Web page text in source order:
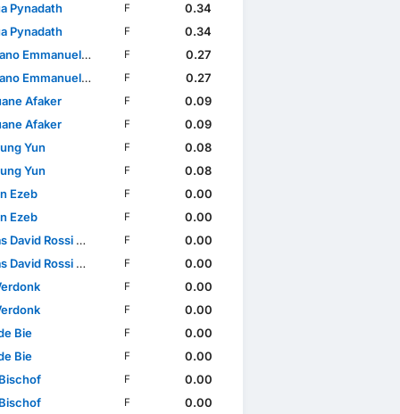
Pynadath
F
0.34
Pynadath
F
0.34
Carrillo Calderón
F
0.27
Carrillo Calderón
F
0.27
Afaker
F
0.09
Afaker
F
0.09
Yun
F
0.08
Yun
F
0.08
Ezeb
F
0.00
Ezeb
F
0.00
Rossi Marachlian
F
0.00
Rossi Marachlian
F
0.00
F
0.00
F
0.00
Bie
F
0.00
Bie
F
0.00
F
0.00
F 0.00